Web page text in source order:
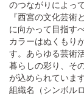
のつながりによっ
『西宮の文化芸術
に向かって目指す
カラーはぬくもり
す。あらゆる芸術
暮らしの彩り、そ
が込められています
組織名（シンボル